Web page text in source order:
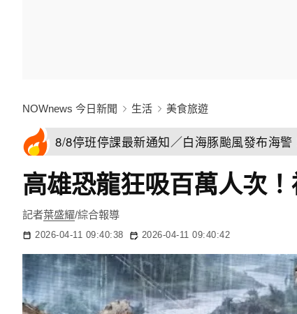
NOWnews 今日新聞 生活 美食旅遊
8/8停班停課最新通知／白海豚颱風發布海
高雄恐龍狂吸百萬人次
記者葉盛耀/綜合報導
2026-04-11 09:40:38 2026-04-11 09:40:42